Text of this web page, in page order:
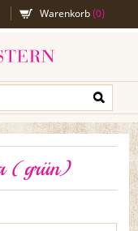
Warenkorb(0)
(grün)